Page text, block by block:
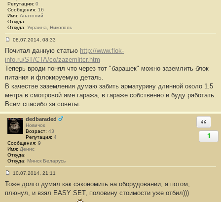
Репутация: 0
Сообщения: 16
Имя: Анатолий
Откуда:
Откуда: Украина, Никополь
о
о
б
щ
н
и
#
1
0
08.07.2014, 08:33
Почитал данную статью http://www.flok-
info.ru/ST/CTA/co/zazemlitcr.htm
Теперь вроди понял что через тот "барашек" можно заземлить блок
питания и флокируемую деталь.
В качестве заземления думаю забить арматурину длинной около 1.5
метра в смотровой яме гаража, в гараже собственно и буду работать.
Всем спасибо за советы.
dedbaraded
Новичок
Возраст: 43
Репутация: 4
Сообщения: 9
Имя: Денис
Откуда:
Откуда: Минск Беларусь
1
о
б
10.07.2014, 21:11
Тоже долго думал как сэкономить на оборудовании, а потом,
плюнул, и взял EASY SET, половину стоимости уже отбил)))